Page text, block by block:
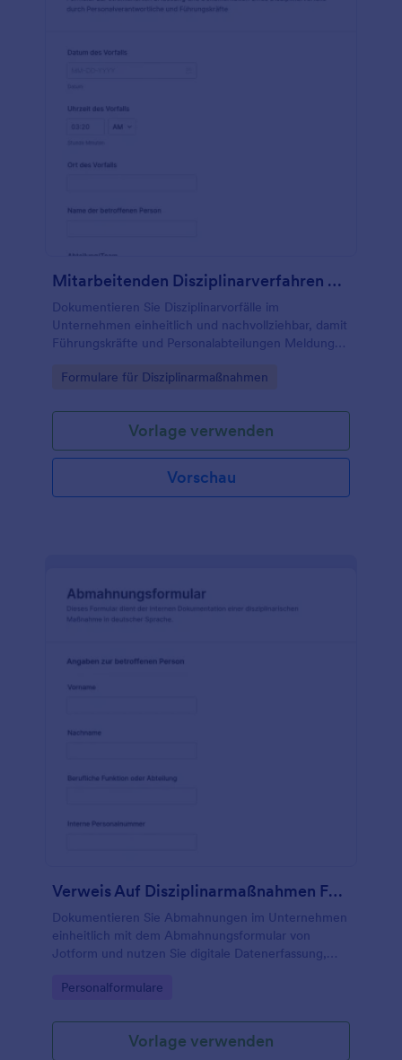
Mitarbeitenden Disziplinarverfahren Formular
Dokumentieren Sie Disziplinarvorfälle im
Unternehmen einheitlich und nachvollziehbar, damit
Führungskräfte und Personalabteilungen Meldungen
weiterbearbeiten können.
Go to Category:
Formulare für Disziplinarmaßnahmen
Vorlage verwenden
Vorschau
Verweis Auf Disziplinarmaßnahmen Formular
Dokumentieren Sie Abmahnungen im Unternehmen
einheitlich mit dem Abmahnungsformular von
Jotform und nutzen Sie digitale Datenerfassung,
Weiterleitung an Personalabteilung und
Go to Category:
Personalformulare
Vorlage verwenden